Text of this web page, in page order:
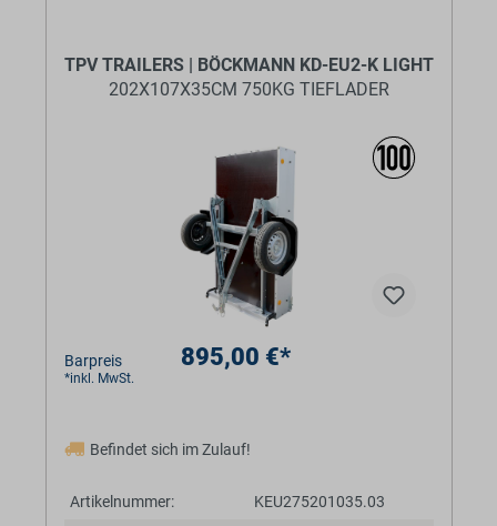
TPV TRAILERS | BÖCKMANN KD-EU2-K LIGHT
202X107X35CM 750KG TIEFLADER
Barpreis 895,00 €*
*inkl. MwSt.
Befindet sich im Zulauf!
Artikelnummer:
KEU275201035.03